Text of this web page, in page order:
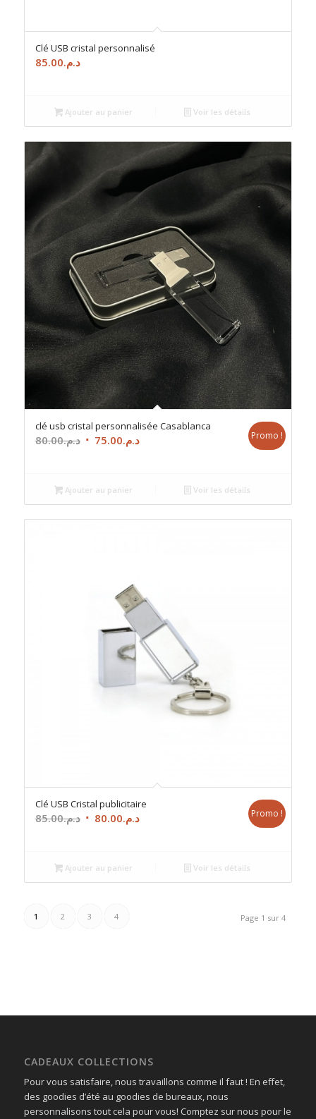
Clé USB cristal personnalisé
د.م.85.00
Ajouter au panier Voir les détails
clé usb cristal personnalisée Casablanca
د.م.80.00
Le
était :
د.م.80.00.
د.م.75.00
Le
د.م.75.00.
Promo !
Ajouter au panier Voir les détails
Clé USB Cristal publicitaire
د.م.85.00
Le
était :
د.م.85.00.
د.م.80.00
Le
د.م.80.00.
Promo !
Ajouter au panier Voir les détails
Page 1 sur 4
1 2 3 4
CADEAUX COLLECTIONS
Pour vous satisfaire, nous travaillons comme il faut ! En effet,
des goodies d’été au goodies de bureaux, nous
personnalisons tout cela pour vous! Comptez sur nous pour le